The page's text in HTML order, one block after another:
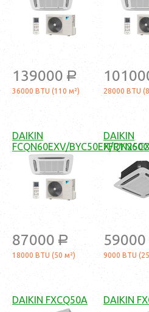
139000 a
36000 BTU (110 м²) 28000 BTU
DAIKIN
FCQN60EXV/BYC50EX/
87000 a
18000 BTU (50 м²)
DAIKIN
59000
9000 BTU
DAIKIN FXCQ50A DAIKIN